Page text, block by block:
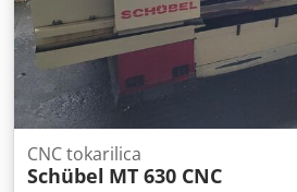
CNC tokarilica
Schübel MT 630 CNC